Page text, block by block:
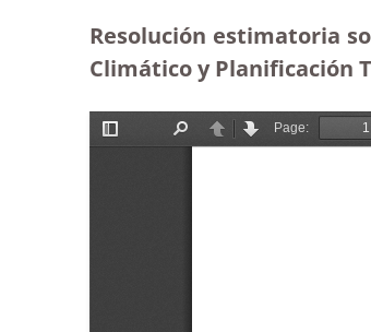
Resolución estimatoria
Climático y Planificación